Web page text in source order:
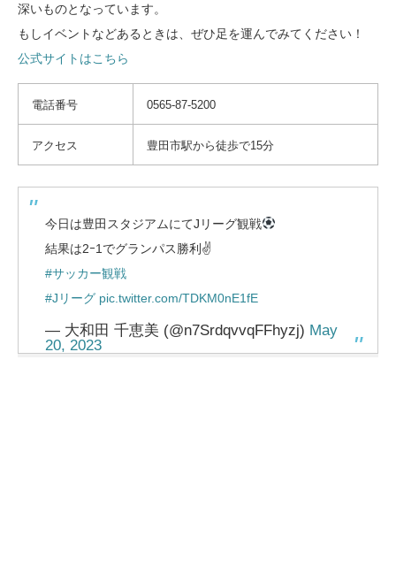
深いものとなっています。
もしイベントなどあるときは、ぜひ足を運んでみてください！
公式サイトはこちら
電話番号 0565-87-5200
アクセス 豊田市駅から徒歩で15分
今日は豊田スタジアムにてJリーグ観戦
結果は2ｰ1でグランパス勝利✌️
#サッカー観戦
#Jリーグ pic.twitter.com/TDKM0nE1fE
— 大和田 千恵美 (@n7SrdqvvqFFhyzj) May
20, 2023